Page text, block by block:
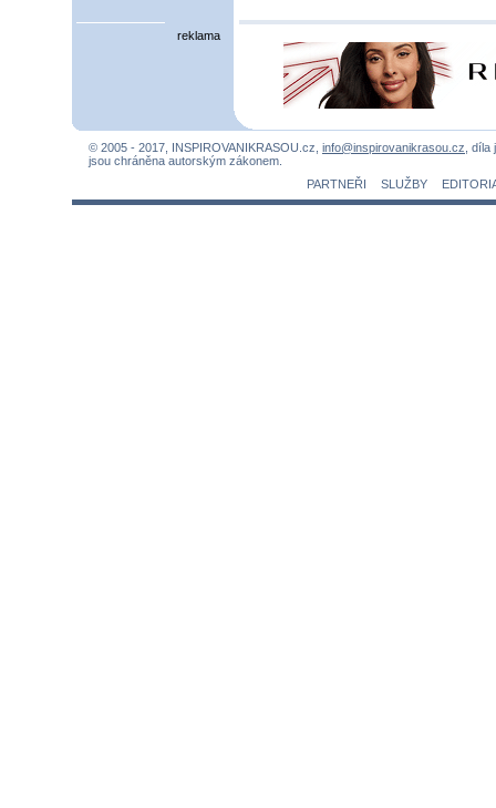
reklama
© 2005 - 2017, INSPIROVANIKRASOU.cz, info@inspirovanikrasou.cz ,
jsou chráněna autorským zákonem.
PARTNEŘI
SLUŽBY